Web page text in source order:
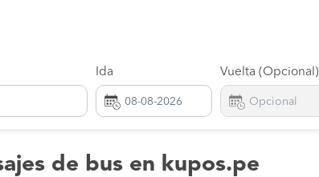
Ida Vuelta (Opcional)
de bus en kupos.pe